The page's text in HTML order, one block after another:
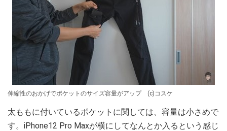
伸縮性のおかげでポケットのサイズ容量がアップ (c)コスケ
太ももに付いているポケットに関しては、容量は小さめで
す。iPhone12 Pro Maxが横にしてなんとか入るという感じ